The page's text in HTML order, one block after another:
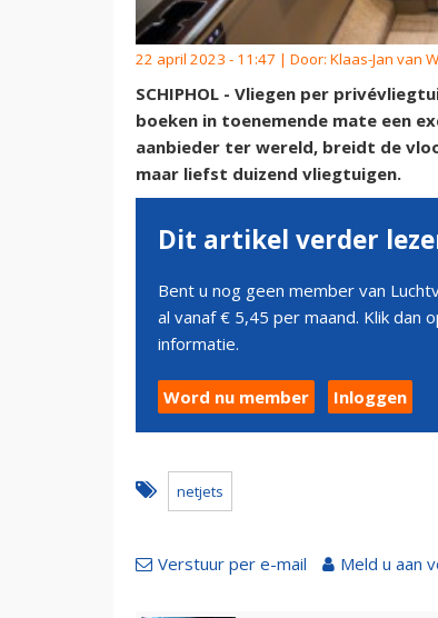
22 april 2023 - 11:47 | Door: Klaas-Jan van
SCHIPHOL - Vliegen per
boeken in toenemende mate een
aanbieder ter wereld, breidt de
maar liefst duizend vliegtuigen.
Dit artikel verder
Bent u nog geen member van
al vanaf € 5,45 per maand. Klik
informatie.
Word nu member Inloggen
netjets
Verstuur per e-mail Meld u aan